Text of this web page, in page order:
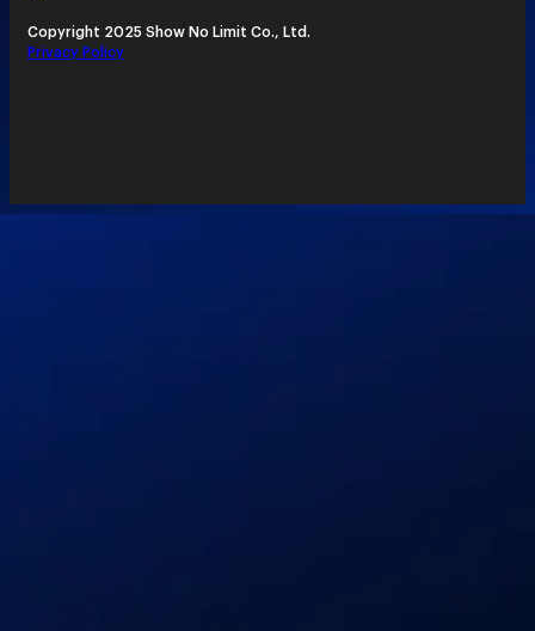
Copyright 2025 Show No Limit Co., Ltd.
Privacy Policy